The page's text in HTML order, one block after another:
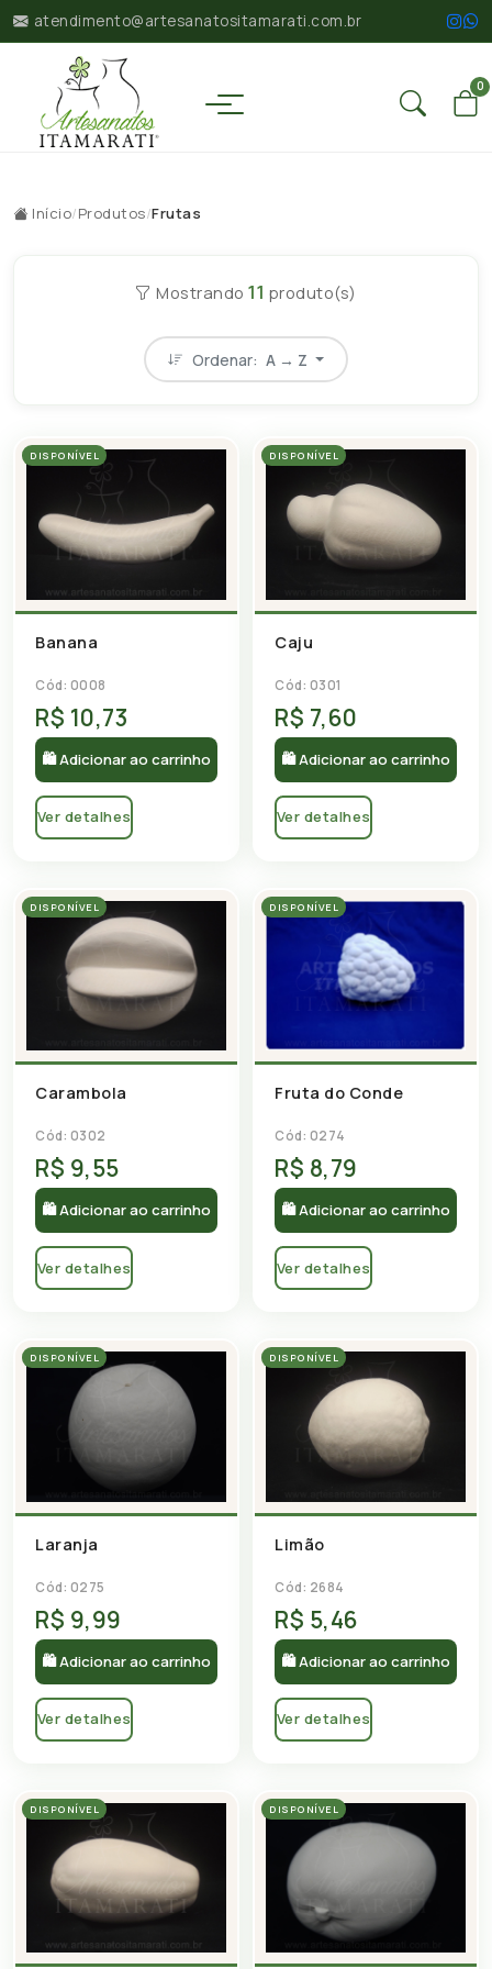
atendimento@artesanatositamarati.com.br
0
Início/Produtos/Frutas
Mostrando11 produto(s)
Ordenar: A → Z
DISPONÍVEL
Banana
Cód: 0008
R$ 10,73
🛍 Adicionar ao carrinho
Ver detalhes
DISPONÍVEL
Caju
Cód: 0301
R$ 7,60
🛍 Adicionar ao carrinho
Ver detalhes
DISPONÍVEL
Carambola
Cód: 0302
R$ 9,55
🛍 Adicionar ao carrinho
Ver detalhes
DISPONÍVEL
Fruta do Conde
Cód: 0274
R$ 8,79
🛍 Adicionar ao carrinho
Ver detalhes
DISPONÍVEL
Laranja
Cód: 0275
R$ 9,99
🛍 Adicionar ao carrinho
Ver detalhes
DISPONÍVEL
Limão
Cód: 2684
R$ 5,46
🛍 Adicionar ao carrinho
Ver detalhes
DISPONÍVEL DISPONÍVEL